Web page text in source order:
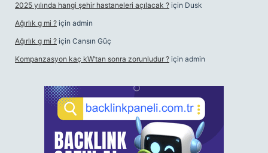
2025 yılında hangi şehir hastaneleri açılacak ? için Dusk
Ağırlık g mi ? için admin
Ağırlık g mi ? için Cansın Güç
Kompanzasyon kaç kW’tan sonra zorunludur ? için admin